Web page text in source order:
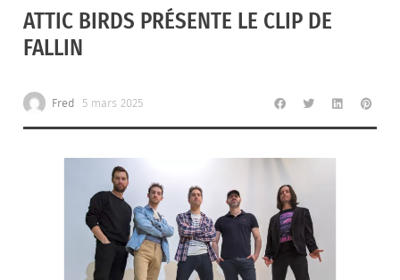
ATTIC BIRDS PRÉSENTE LE CLIP DE
FALLIN
Fred 5 mars 2025